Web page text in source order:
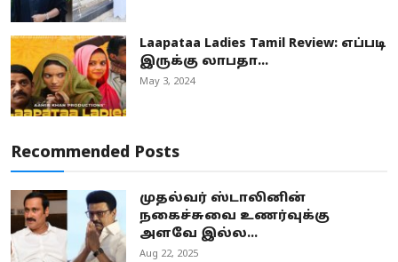
Laapataa Ladies Tamil Review: எப்படி
இருக்கு லாபதா...
May 3, 2024
Recommended Posts
முதல்வர் ஸ்டாலினின்
நகைச்சுவை உணர்வுக்கு
அளவே இல்ல...
Aug 22, 2025